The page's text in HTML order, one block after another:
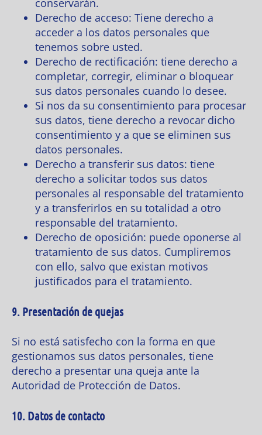
conservarán.
Derecho de acceso: Tiene derecho a
acceder a los datos personales que
tenemos sobre usted.
Derecho de rectificación: tiene derecho a
completar, corregir, eliminar o bloquear
sus datos personales cuando lo desee.
Si nos da su consentimiento para procesar
sus datos, tiene derecho a revocar dicho
consentimiento y a que se eliminen sus
datos personales.
Derecho a transferir sus datos: tiene
derecho a solicitar todos sus datos
personales al responsable del tratamiento
y a transferirlos en su totalidad a otro
responsable del tratamiento.
Derecho de oposición: puede oponerse al
tratamiento de sus datos. Cumpliremos
con ello, salvo que existan motivos
justificados para el tratamiento.
9. Presentación de quejas
Si no está satisfecho con la forma en que
gestionamos sus datos personales, tiene
derecho a presentar una queja ante la
Autoridad de Protección de Datos.
10. Datos de contacto